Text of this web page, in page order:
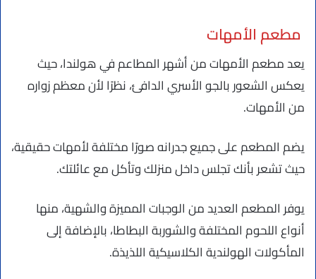
مطعم الأمهات
يعد مطعم الأمهات من أشهر المطاعم في هولندا، حيث
يعكس الشعور بالجو الأسري الدافئ، نظرًا لأن معظم زواره
من الأمهات.
يضم المطعم على جميع جدرانه صورًا مختلفة لأمهات حقيقية،
حيث تشعر بأنك تجلس داخل منزلك وتأكل مع عائلتك.
يوفر المطعم العديد من الوجبات المميزة والشهية، منها
أنواع اللحوم المختلفة والشوربة البطاطا، بالإضافة إلى
المأكولات الهولندية الكلاسيكية اللذيذة.